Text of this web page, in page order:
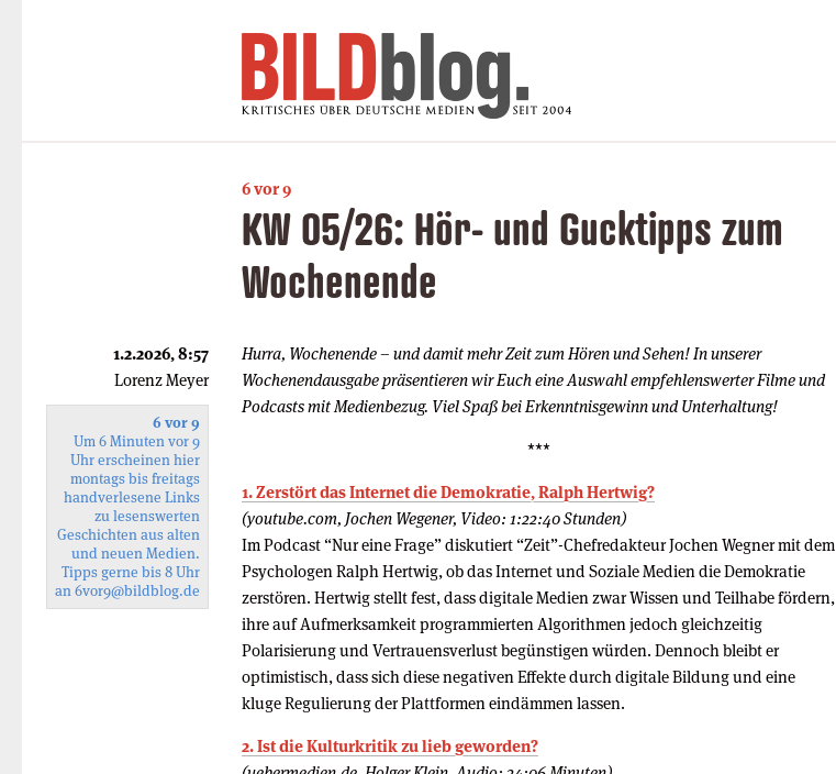
6 vor 9
KW 05/26: Hör- und Gucktipps zum
Wochenende
Hurra, Wochenende – und damit mehr Zeit zum Hören und Sehen! In unserer
Wochenendausgabe präsentieren wir Euch eine Auswahl empfehlenswerter Filme und
Podcasts mit Medienbezug. Viel Spaß bei Erkenntnisgewinn und Unterhaltung!
***
1. Zerstört das Internet die Demokratie, Ralph Hertwig?
(youtube.com, Jochen Wegener, Video: 1:22:40 Stunden)
Im Podcast “Nur eine Frage” diskutiert “Zeit”-Chefredakteur Jochen Wegner mit dem
Psychologen Ralph Hertwig, ob das Internet und Soziale Medien die Demokratie
zerstören. Hertwig stellt fest, dass digitale Medien zwar Wissen und Teilhabe fördern,
ihre auf Aufmerksamkeit programmierten Algorithmen jedoch gleichzeitig
Polarisierung und Vertrauensverlust begünstigen würden. Dennoch bleibt er
optimistisch, dass sich diese negativen Effekte durch digitale Bildung und eine
kluge Regulierung der Plattformen eindämmen lassen.
2. Ist die Kulturkritik zu lieb geworden?
1.2.2026, 8:57
Lorenz Meyer
6 vor 9
Um 6 Minuten vor 9
Uhr erscheinen hier
montags bis freitags
handverlesene Links
zu lesenswerten
Geschichten aus alten
und neuen Medien.
Tipps gerne bis 8 Uhr
an6vor9@bildblog.de